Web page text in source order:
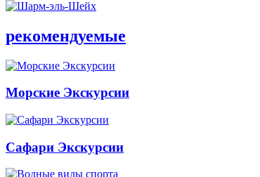
рекомендуемые
Морские Экскурсии
Сафари Экскурсии